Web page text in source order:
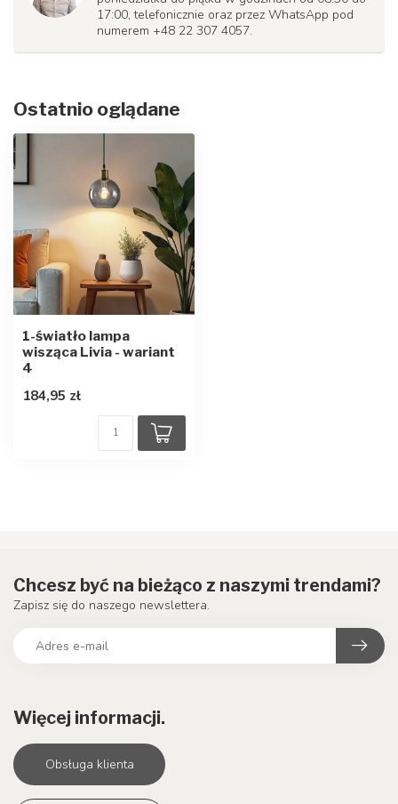
17:00, telefonicznie oraz przez WhatsApp pod
numerem +48 22 307 4057.
Ostatnio oglądane
1-światło lampa
wisząca Livia - wariant
4
184,95 zł
Więcej informacji.
Obsługa klienta
Chcesz być na bieżąco z naszymi trendami?
Zapisz się do naszego newslettera.